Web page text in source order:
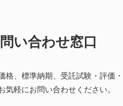
い合わせ窓口
格、標準納期、受託試験・評価
気軽にお問い合わせください。